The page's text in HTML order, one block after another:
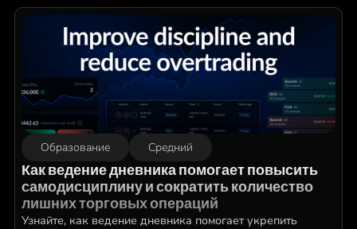
Образование Средний
Как ведение дневника помогает повысить
самодисциплину и сократить количество
лишних торговых операций
Узнайте, как ведение дневника помогает укрепить